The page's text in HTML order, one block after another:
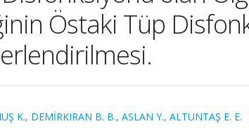
Östaki Tüp
K., DEMİRKIRAN B. B., ASLAN Y., ALTUNTAŞ E. E.